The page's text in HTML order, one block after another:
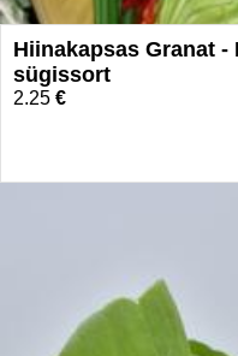
Hiinakapsas Granat -
sügissort
2.25 €